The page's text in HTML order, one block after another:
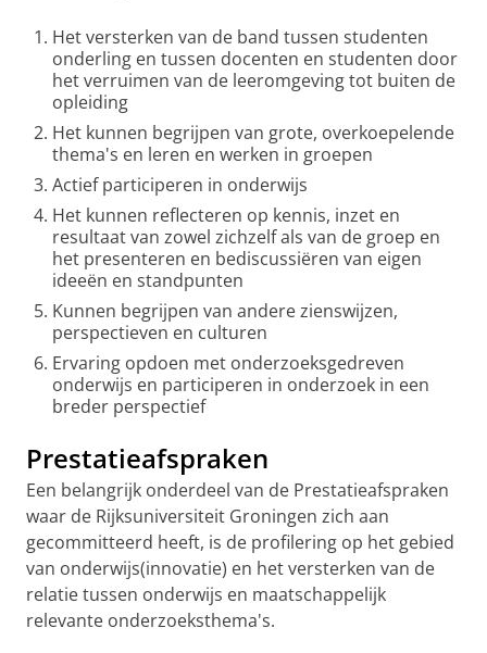
Het versterken van de band tussen studenten
onderling en tussen docenten en studenten door
het verruimen van de leeromgeving tot buiten de
opleiding
Het kunnen begrijpen van grote, overkoepelende
thema's en leren en werken in groepen
Actief participeren in onderwijs
Het kunnen reflecteren op kennis, inzet en
resultaat van zowel zichzelf als van de groep en
het presenteren en bediscussiëren van eigen
ideeën en standpunten
Kunnen begrijpen van andere zienswijzen,
perspectieven en culturen
Ervaring opdoen met onderzoeksgedreven
onderwijs en participeren in onderzoek in een
breder perspectief
Prestatieafspraken
Een belangrijk onderdeel van de Prestatieafspraken
waar de Rijksuniversiteit Groningen zich aan
gecommitteerd heeft, is de profilering op het gebied
van onderwijs(innovatie) en het versterken van de
relatie tussen onderwijs en maatschappelijk
relevante onderzoeksthema's.